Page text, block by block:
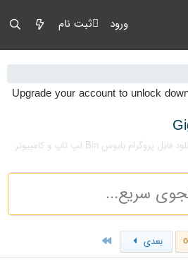
ورود ثبت نام
دانلود فایل بایوس Gigabyte | دانلود فایل پروگرام بایوس Bin لپ تاپ و کامپیوتر
بعدی